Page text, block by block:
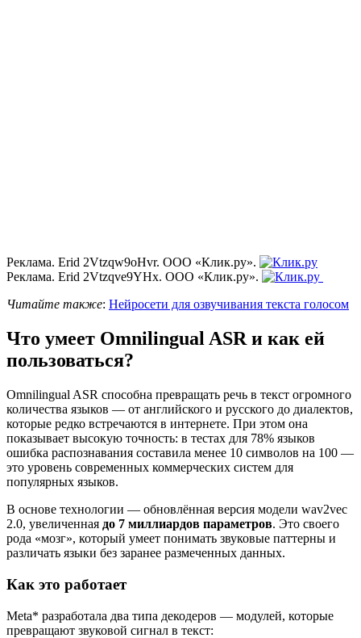
Реклама. Erid 2Vtzqw9oHvr. ООО «Клик.ру».
Реклама. Erid 2Vtzqve9YHx. ООО «Клик.ру».
Читайте также: Нейросети для озвучивания текста голосом
Что умеет Omnilingual ASR и как ей
пользоваться?
Omnilingual ASR способна превращать речь в текст огромного
количества языков — от английского и русского до диалектов,
которые редко встречаются в интернете. При этом она
показывает высокую точность: в тестах для 78% языков
ошибка распознавания составила менее 10 символов на 100 —
это уровень современных коммерческих систем для
популярных языков.
В основе технологии — обновлённая версия модели wav2vec
2.0, увеличенная до 7 миллиардов параметров. Это своего
рода «мозг», который умеет понимать звуковые паттерны и
различать языки без заранее размеченных данных.
Как это работает
Meta* разработала два типа декодеров — модулей, которые
превращают звуковой сигнал в текст: